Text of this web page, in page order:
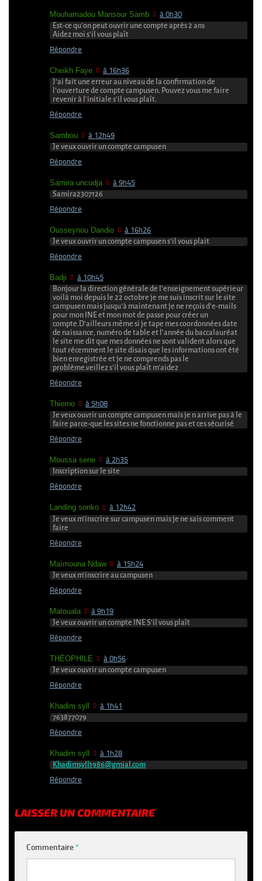
Mouhamadou Mansour Samb à 0h30
Est-ce qu’on peut ouvrir une compte après 2 ans
Aidez moi s’il vous plaît
Répondre
Cheikh Faye à 16h36
J’ai fait une erreur au niveau de la confirmation de
l’ouverture de compte campusen. Pouvez vous me faire
revenir à l’initiale s’il vous plaît.
Répondre
Sambou à 12h49
Je veux ouvrir un compte campusen
Répondre
Samira uncudja à 9h45
Samira2307126
Répondre
Ousseynou Dandio à 16h26
Je veux ouvrir un compte campusen s’il vous plait
Répondre
Badji à 10h45
Bonjour la direction générale de l’enseignement supérieur
voilà moi depuis le 22 octobre je me suis inscrit sur le site
campusen mais jusqu’à maintenant je ne reçois d’e-mails
pour mon INE et mon mot de passe pour créer un
compte.D’ailleurs même si je tape mes coordonnées date
de naissance, numéro de table et l’année du baccalauréat
le site me dit que mes données ne sont valident alors que
tout récemment le site disais que les informations ont été
bien enregistrée et je ne comprends pas le
problème.veillez s’il vous plaît m’aidez
Répondre
Thierno à 5h08
Je veux ouvrir un compte campusen mais je n arrive pas à le
faire parce-que les sites ne fonctionne pas et ces sécurisé
Répondre
Moussa sene à 2h35
Inscription sur le site
Répondre
Landing sonko à 12h42
Je veux m’inscrire sur campusen mais je ne sais comment
faire
Répondre
Maïmouna Ndaw à 15h24
Je veux m’inscrire au campusen
Répondre
Matouala à 9h19
Je veux ouvrir un compte INE S’il vous plaît
Répondre
THÉOPHILE à 0h56
Je veux ouvrir un compte campusen
Répondre
Khadim syll à 1h41
763877079
Répondre
Khadim syll à 1h28
Khadimsyll1986@gmial.com
Répondre
LAISSER UN COMMENTAIRE
Commentaire*